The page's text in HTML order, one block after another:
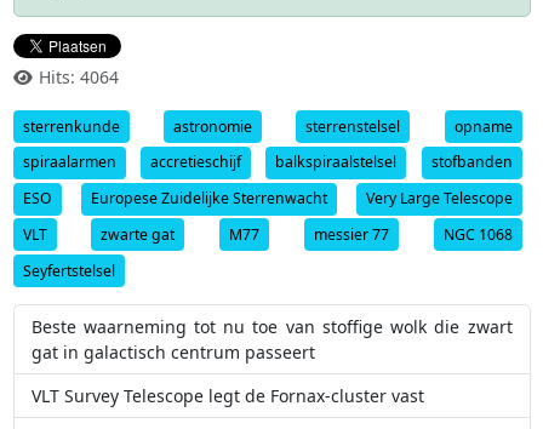
Hits: 4064
sterrenkunde astronomie sterrenstelsel
opname
spiraalarmen
accretieschijf balkspiraalstelsel
stofbanden
ESO
Europese Zuidelijke Sterrenwacht
Very Large Telescope
VLT
zwarte gat M77 messier 77
NGC 1068
Seyfertstelsel
Beste waarneming tot nu toe van stoffige wolk die zwart
gat in galactisch centrum passeert
VLT Survey Telescope legt de Fornax-cluster vast